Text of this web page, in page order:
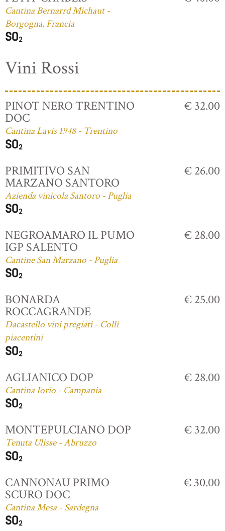
Cantina Bernarrd Michaut -
Borgogna, Francia
Vini Rossi
PINOT NERO TRENTINO
DOC
Cantina Lavis 1948 - Trentino
€ 32.00
PRIMITIVO SAN
MARZANO SANTORO
Azienda vinicola Santoro - Puglia
€ 26.00
NEGROAMARO IL PUMO
IGP SALENTO
Cantine San Marzano - Puglia
€ 28.00
BONARDA
ROCCAGRANDE
Dacastello vini pregiati - Colli
piacentini
€ 25.00
AGLIANICO DOP
Cantina Iorio - Campania
€ 28.00
MONTEPULCIANO DOP
Tenuta Ulisse - Abruzzo
€ 32.00
CANNONAU PRIMO
SCURO DOC
Cantina Mesa - Sardegna
€ 30.00